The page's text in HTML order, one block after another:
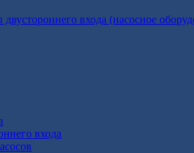
двустороннего входа (насосное
входа